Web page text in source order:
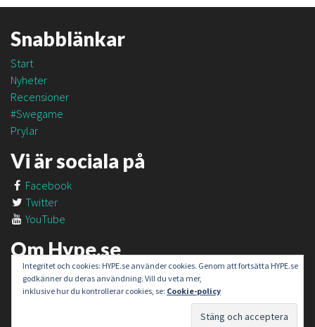
Snabblänkar
Start
Nyheter
Recensioner
#Swegame
Prylar
Vi är sociala på
Facebook
Twitter
YouTube
Om Hype.se
Om oss
Om #SweGame
Integritet och cookies: HYPE.se använder cookies. Genom att fortsätta HYPE.se
godkänner du deras användning. Vill du veta mer,
inklusive hur du kontrollerar cookies, se: Cookie-policy